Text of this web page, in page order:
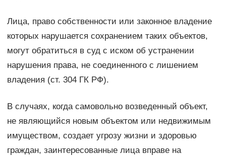
Лица, право собственности или законное владение
которых нарушается сохранением таких объектов,
могут обратиться в суд с иском об устранении
нарушения права, не соединенного с лишением
владения (ст. 304 ГК РФ).
В случаях, когда самовольно возведенный объект,
не являющийся новым объектом или недвижимым
имуществом, создает угрозу жизни и здоровью
граждан, заинтересованные лица вправе на